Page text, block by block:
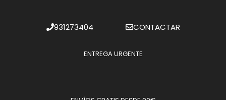
931273404 CONTACTAR
ENTREGA URGENTE